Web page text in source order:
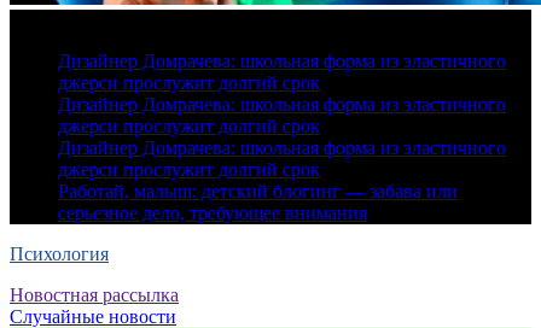
Дизайнер Домрачева: школьная форма из эластичного
джерси прослужит долгий срок
Дизайнер Домрачева: школьная форма из эластичного
джерси прослужит долгий срок
Дизайнер Домрачева: школьная форма из эластичного
джерси прослужит долгий срок
Работай, малыш: детский блогинг — забава или
серьезное дело, требующее внимания
Психология
Новостная рассылка
Случайные новости